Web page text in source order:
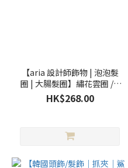
【aria 設計師飾物 | 泡泡髮
圈 | 大腸髮圈】繡花雲圈 / 3
色
HK$268.00